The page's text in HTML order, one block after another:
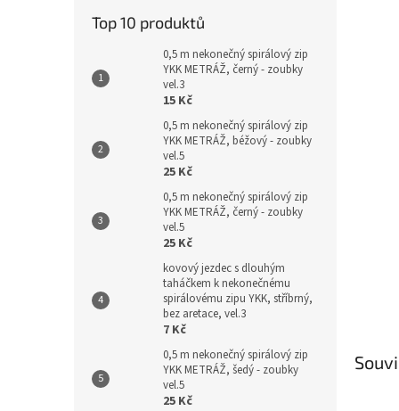
Top 10 produktů
0,5 m nekonečný spirálový zip
YKK METRÁŽ, černý - zoubky
vel.3
15 Kč
0,5 m nekonečný spirálový zip
YKK METRÁŽ, béžový - zoubky
vel.5
25 Kč
0,5 m nekonečný spirálový zip
YKK METRÁŽ, černý - zoubky
vel.5
25 Kč
kovový jezdec s dlouhým
taháčkem k nekonečnému
spirálovému zipu YKK, stříbrný,
bez aretace, vel.3
7 Kč
0,5 m nekonečný spirálový zip
YKK METRÁŽ, šedý - zoubky
vel.5
25 Kč